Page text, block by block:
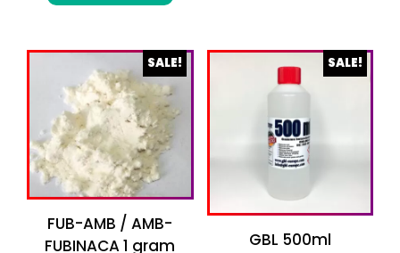
SALE!
FUB-AMB / AMB-
FUBINACA 1 gram
SALE!
GBL 500ml